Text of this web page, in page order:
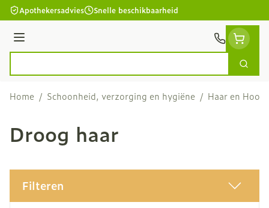
Ga naar de inhoud
Apothekersadvies Snelle beschikbaarheid
Menu
Zoek
Home / Schoonheid, verzorging en hygiëne / Haar en Hoofd
Droog haar
Filteren